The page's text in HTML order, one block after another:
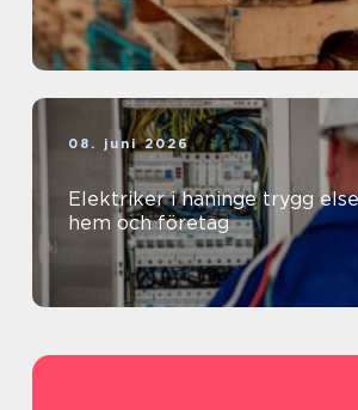
08. juni 2026
Elektriker i haninge trygg elservice för
hem och företag